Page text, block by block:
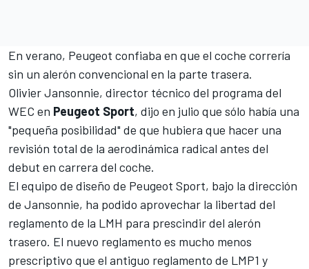
En verano, Peugeot confiaba en que el coche correría
sin un alerón convencional en la parte trasera.
Olivier Jansonnie, director técnico del programa del
WEC en Peugeot Sport, dijo en julio que sólo había una
"pequeña posibilidad" de que hubiera que hacer una
revisión total de la aerodinámica radical antes del
debut en carrera del coche.
El equipo de diseño de Peugeot Sport, bajo la dirección
de Jansonnie, ha podido aprovechar la libertad del
reglamento de la LMH para prescindir del alerón
trasero. El nuevo reglamento es mucho menos
prescriptivo que el antiguo reglamento de LMP1 y